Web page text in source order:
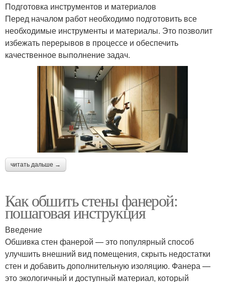
Подготовка инструментов и материалов
Перед началом работ необходимо подготовить все
необходимые инструменты и материалы. Это позволит
избежать перерывов в процессе и обеспечить
качественное выполнение задач.
читать дальше →
Как обшить стены фанерой:
пошаговая инструкция
Введение
Обшивка стен фанерой — это популярный способ
улучшить внешний вид помещения, скрыть недостатки
стен и добавить дополнительную изоляцию. Фанера —
это экологичный и доступный материал, который